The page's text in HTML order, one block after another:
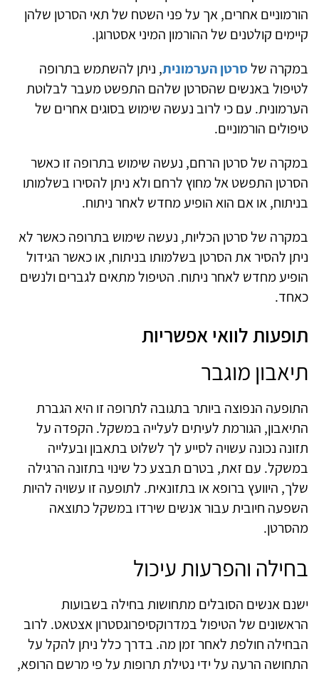
הורמוניים אחרים, אך על פני השטח של תאי הסרטן שלהן
קיימים קולטנים של ההורמון המיני אסטרוגן.
במקרה שלסרטן הערמונית, ניתן להשתמש בתרופה
לטיפול באנשים שהסרטן שלהם התפשט מעבר לבלוטת
הערמונית. עם כי לרוב נעשה שימוש בסוגים אחרים של
טיפולים הורמוניים.
במקרה של סרטן הרחם, נעשה שימוש בתרופה זו כאשר
הסרטן התפשט אל מחוץ לרחם ולא ניתן להסירו בשלמותו
בניתוח, או אם הוא הופיע מחדש לאחר ניתוח.
במקרה של סרטן הכליות, נעשה שימוש בתרופה כאשר לא
ניתן להסיר את הסרטן בשלמותו בניתוח, או כאשר הגידול
הופיע מחדש לאחר ניתוח. הטיפול מתאים לגברים ולנשים
כאחד.
תופעות לוואי אפשריות
תיאבון מוגבר
התופעה הנפוצה ביותר בתגובה לתרופה זו היא הגברת
התיאבון, הגורמת לעיתים לעלייה במשקל. הקפדה על
תזונה נכונה עשויה לסייע לך לשלוט בתאבון ובעלייה
במשקל. עם זאת, בטרם תבצע כל שינוי בתזונה הרגילה
שלך, היוועץ ברופא או בתזונאית. לתופעה זו עשויה להיות
השפעה חיובית עבור אנשים שירדו במשקל כתוצאה
מהסרטן.
בחילה והפרעות עיכול
ישנם אנשים הסובלים מתחושות בחילה בשבועות
הראשונים של הטיפול במדרוקסיפרוגסטרון אצטאט. לרוב
הבחילה חולפת לאחר זמן מה. בדרך כלל ניתן להקל על
התחושה הרעה על ידי נטילת תרופות על פי מרשם הרופא,